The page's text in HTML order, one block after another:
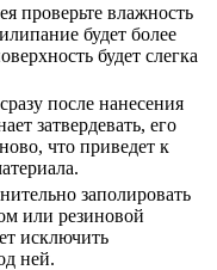
проверьте влажность
будет более
будет слегка
после нанесения
затвердевать, его
что приведет к
заполировать
или резиновой
исключить
ней.